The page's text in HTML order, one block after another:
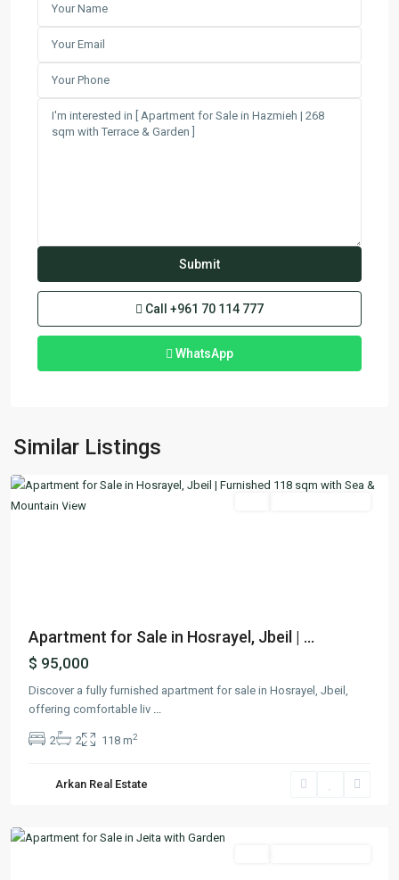
Call +961 70 114 777
WhatsApp
Similar Listings
Hosrayel
Jbeil
Featured
Apartment for Sale in Hosrayel, Jbeil | ...
$ 95,000
Discover a fully furnished apartment for sale in Hosrayel, Jbeil,
offering comfortable liv
2 2 118 m2
Arkan Real Estate
,